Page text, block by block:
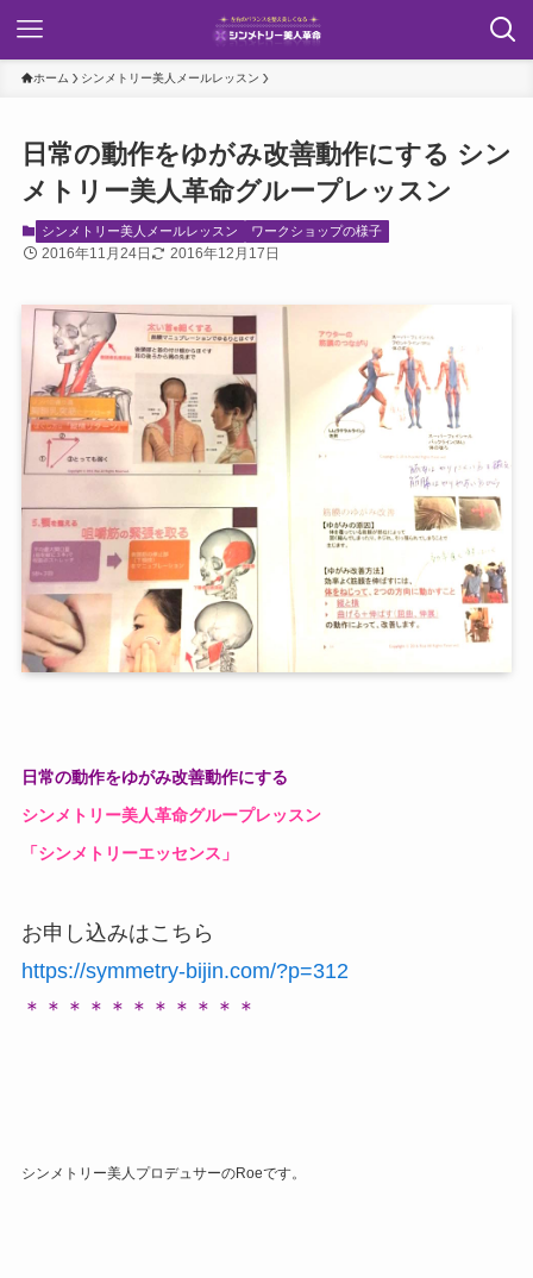
ホーム シンメトリー美人メールレッスン
日常の動作をゆがみ改善動作にする シン
メトリー美人革命グループレッスン
シンメトリー美人メールレッスン ワークショップの様子
2016年11月24日 2016年12月17日
日常の動作をゆがみ改善動作にする
シンメトリー美人革命グループレッスン
「シンメトリーエッセンス」
お申し込みはこちら
https://symmetry-bijin.com/?p=312
＊＊＊＊＊＊＊＊＊＊＊
シンメトリー美人プロデュサーのRoeです。